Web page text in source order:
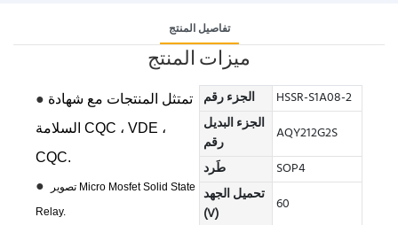
تفاصيل المنتج
ميزات المنتج
● تمتثل المنتجات مع شهادة
السلامة CQC ، VDE ،
CQC.
●
Relay.
الجزء رقم
HSSR-S1A08-2
الجزء البديل
رقم
AQY212G2S
طَرد
SOP4
تحميل الجهد
(V)
60